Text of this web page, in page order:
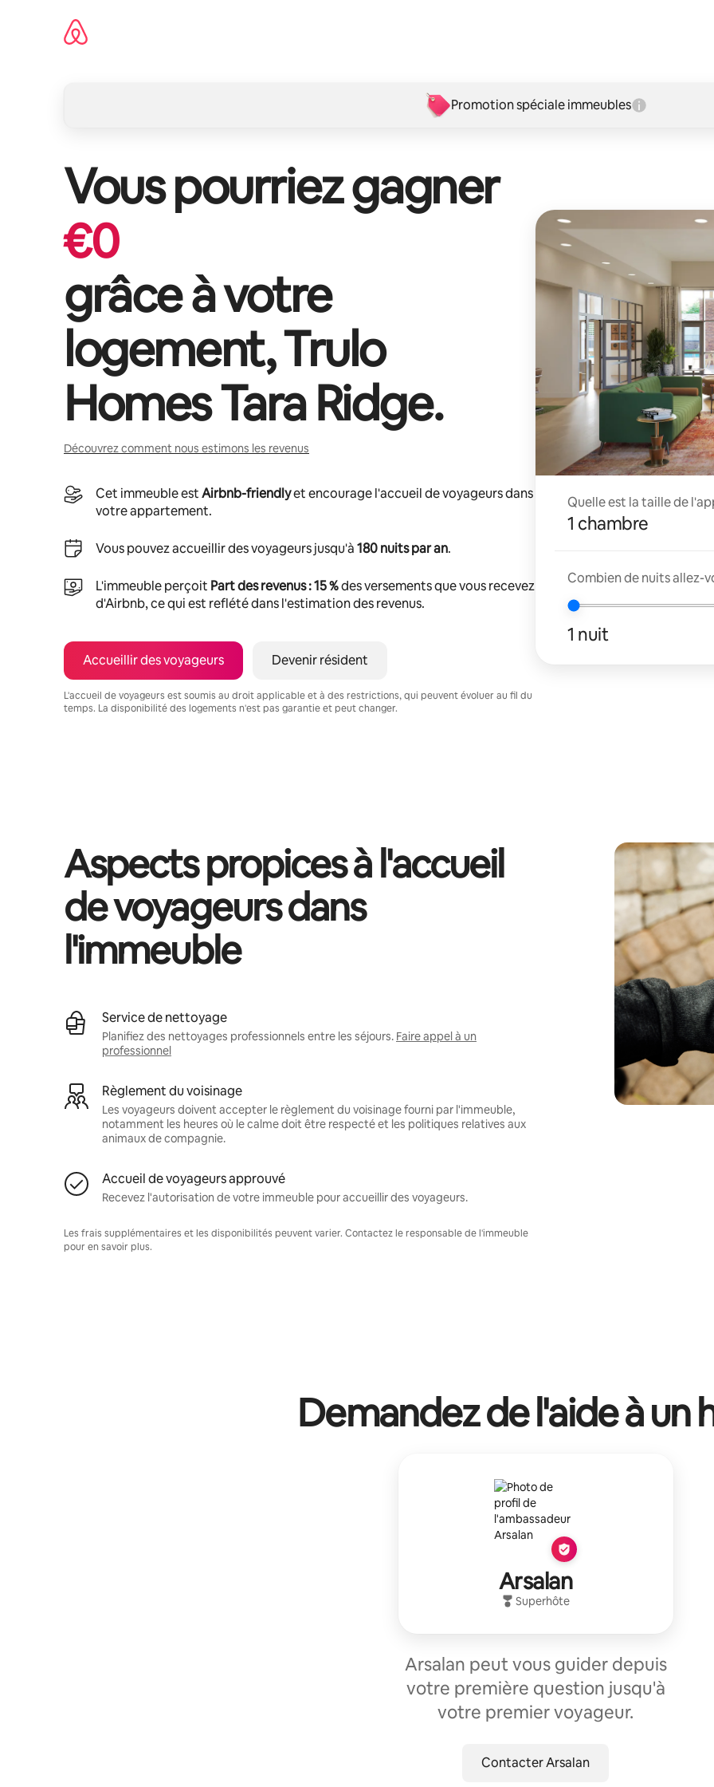
Promotion spéciale immeubles
Vous pourriez gagner
€0
grâce à votre
logement,Trulo
Homes Tara Ridge.
Découvrez comment nous estimons les revenus
Cet immeuble estAirbnb-friendlyet encourage l'accueil de voyageurs dans
votre appartement.
Vous pouvez accueillir des voyageurs jusqu'à180 nuits par an.
L'immeuble perçoit Part des revenus : 15 %des versements que vous recevez
d'Airbnb, ce qui est reflété dans l'estimation des revenus.
Accueillir des voyageurs Devenir résident
L'accueil de voyageurs est soumis au droit applicable et à des restrictions, qui peuvent évoluer au fil du
temps. La disponibilité des logements n'est pas garantie et peut changer.
Quelle est la taille de
1 chambre
Combien de nuits allez-
1 nuit
Aspects propices à l'accueil
de voyageurs dans
l'immeuble
Service de nettoyage
Planifiez des nettoyages professionnels entre les séjours. Faire appel à un
professionnel
Règlement du voisinage
Les voyageurs doivent accepter le règlement du voisinage fourni par l'immeuble,
notamment les heures où le calme doit être respecté et les politiques relatives aux
animaux de compagnie.
Accueil de voyageurs approuvé
Recevez l'autorisation de votre immeuble pour accueillir des voyageurs.
Les frais supplémentaires et les disponibilités peuvent varier. Contactez le responsable de l'immeuble
pour en savoir plus.
Demandez de l'aide à un
Arsalan
Superhôte
Arsalan peut vous guider depuis
votre première question jusqu'à
votre premier voyageur.
Contacter Arsalan